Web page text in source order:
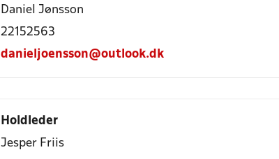
Daniel Jønsson
22152563
danieljoensson@outlook.dk
Holdleder
Jesper Friis